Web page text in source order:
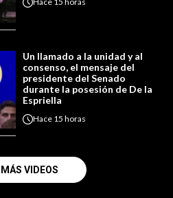
Un llamado a la unidad y al
consenso, el mensaje del
presidente del Senado
durante la posesión de De la
Espriella
Hace 15 horas
VIDEOS